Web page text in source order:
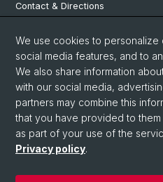
Contact & Directions
Social Media
Facebook
Instagram
© University of Basel
We use cookies to
social media features, and to
We also share information
with our social media,
partners may combine this
that you have provided to
as part of your use of the
Privacy policy.